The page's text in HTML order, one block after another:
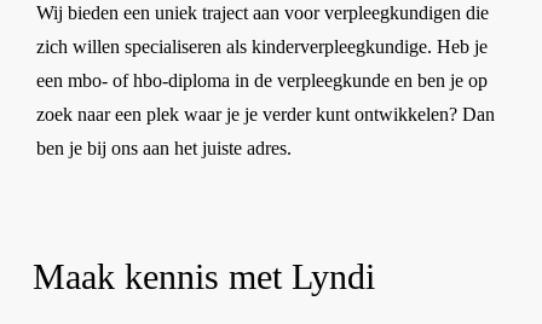
Wij bieden een uniek traject aan voor verpleegkundigen die
zich willen specialiseren als kinderverpleegkundige. Heb je
een mbo- of hbo-diploma in de verpleegkunde en ben je op
zoek naar een plek waar je je verder kunt ontwikkelen? Dan
ben je bij ons aan het juiste adres.
Maak kennis met Lyndi